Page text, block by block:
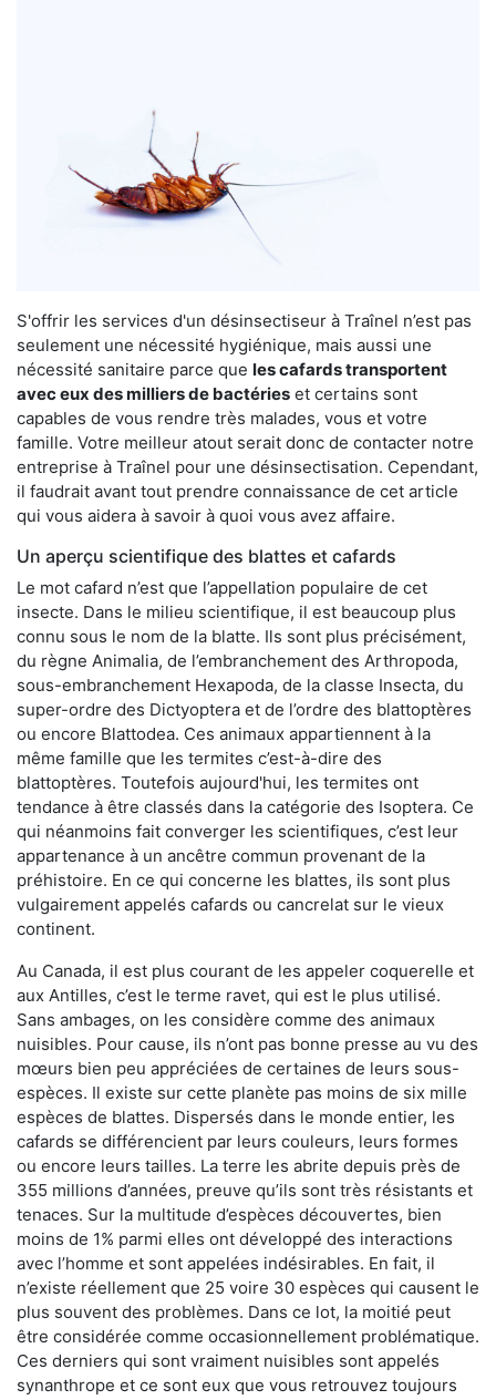
S'offrir les services d'un désinsectiseur à Traînel n’est pas
seulement une nécessité hygiénique, mais aussi une
nécessité sanitaire parce que les cafards transportent
avec eux des milliers de bactéries et certains sont
capables de vous rendre très malades, vous et votre
famille. Votre meilleur atout serait donc de contacter notre
entreprise à Traînel pour une désinsectisation. Cependant,
il faudrait avant tout prendre connaissance de cet article
qui vous aidera à savoir à quoi vous avez affaire.
Un aperçu scientifique des blattes et cafards
Le mot cafard n’est que l’appellation populaire de cet
insecte. Dans le milieu scientifique, il est beaucoup plus
connu sous le nom de la blatte. Ils sont plus précisément,
du règne Animalia, de l’embranchement des Arthropoda,
sous-embranchement Hexapoda, de la classe Insecta, du
super-ordre des Dictyoptera et de l’ordre des blattoptères
ou encore Blattodea. Ces animaux appartiennent à la
même famille que les termites c’est-à-dire des
blattoptères. Toutefois aujourd'hui, les termites ont
tendance à être classés dans la catégorie des Isoptera. Ce
qui néanmoins fait converger les scientifiques, c’est leur
appartenance à un ancêtre commun provenant de la
préhistoire. En ce qui concerne les blattes, ils sont plus
vulgairement appelés cafards ou cancrelat sur le vieux
continent.
Au Canada, il est plus courant de les appeler coquerelle et
aux Antilles, c’est le terme ravet, qui est le plus utilisé.
Sans ambages, on les considère comme des animaux
nuisibles. Pour cause, ils n’ont pas bonne presse au vu des
mœurs bien peu appréciées de certaines de leurs sous-
espèces. Il existe sur cette planète pas moins de six mille
espèces de blattes. Dispersés dans le monde entier, les
cafards se différencient par leurs couleurs, leurs formes
ou encore leurs tailles. La terre les abrite depuis près de
355 millions d’années, preuve qu’ils sont très résistants et
tenaces. Sur la multitude d’espèces découvertes, bien
moins de 1% parmi elles ont développé des interactions
avec l’homme et sont appelées indésirables. En fait, il
n’existe réellement que 25 voire 30 espèces qui causent le
plus souvent des problèmes. Dans ce lot, la moitié peut
être considérée comme occasionnellement problématique.
Ces derniers qui sont vraiment nuisibles sont appelés
synanthrope et ce sont eux que vous retrouvez toujours